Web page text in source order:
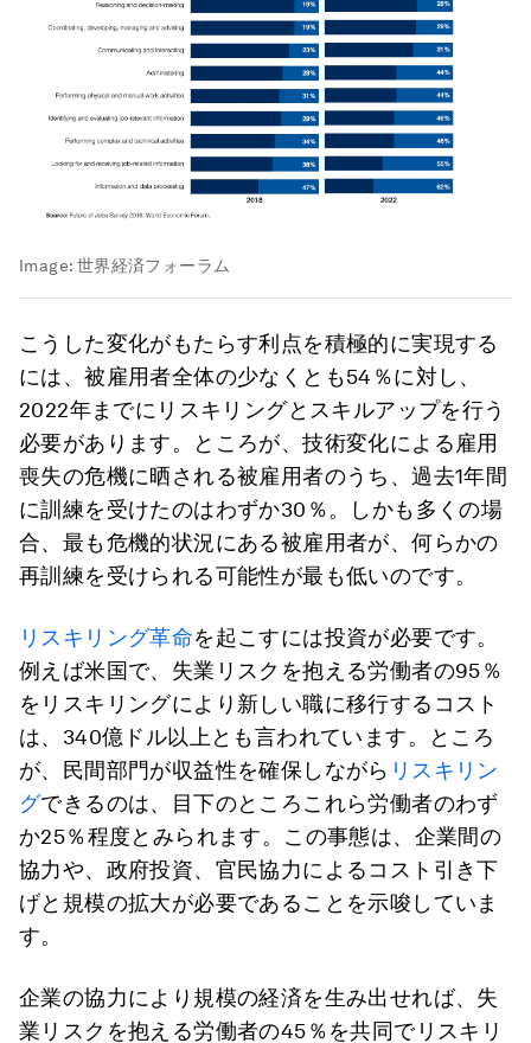
Image: 世界経済フォーラム
こうした変化がもたらす利点を積極的に実現する
には、被雇用者全体の少なくとも54％に対し、
2022年までにリスキリングとスキルアップを行う
必要があります。ところが、技術変化による雇用
喪失の危機に晒される被雇用者のうち、過去1年間
に訓練を受けたのはわずか30％。しかも多くの場
合、最も危機的状況にある被雇用者が、何らかの
再訓練を受けられる可能性が最も低いのです。
リスキリング革命を起こすには投資が必要です。
例えば米国で、失業リスクを抱える労働者の95％
をリスキリングにより新しい職に移行するコスト
は、340億ドル以上とも言われています。ところ
が、民間部門が収益性を確保しながら リスキリン
グできるのは、目下のところこれら労働者のわず
か25％程度とみられます。この事態は、企業間の
協力や、政府投資、官民協力によるコスト引き下
げと規模の拡大が必要であることを示唆していま
す。
企業の協力により規模の経済を生み出せれば、失
業リスクを抱える労働者の45％を共同でリスキリ